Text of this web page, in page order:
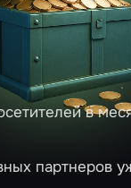
к
и
в
партнеров